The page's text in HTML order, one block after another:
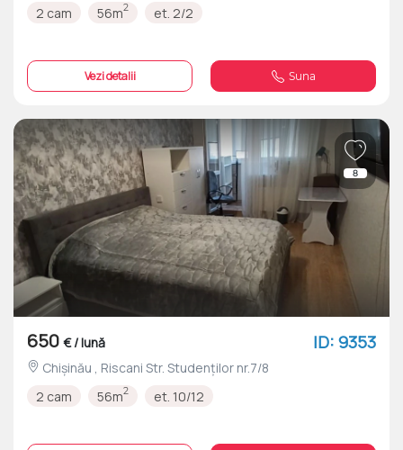
2 cam
56m2 et. 2/2
Vezi detalii Suna
8
650 € / lună ID: 9353
Chișinău , Riscani Str. Studenţilor nr.7/8
2 cam
56m2 et. 10/12